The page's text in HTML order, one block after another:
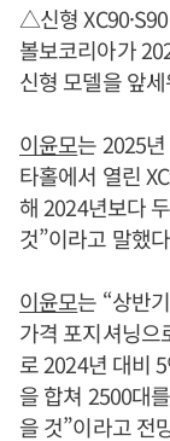
△신형
볼보코리아가
신형 모델을 앞
이윤모는 2025
타홀에서 열린
해 2024년보다
것”이라고 말했
이윤모는 “상반
가격 포지셔닝으
로 2024년 대비
을 합쳐 2500대
을 것”이라고 전